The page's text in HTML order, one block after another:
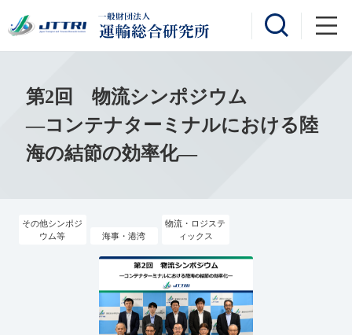
第2回 物流シンポジウム
―コンテナターミナルにおける陸
海の結節の効率化―
その他シンポジ
ウム等
海事・港湾
物流・ロジステ
ィックス